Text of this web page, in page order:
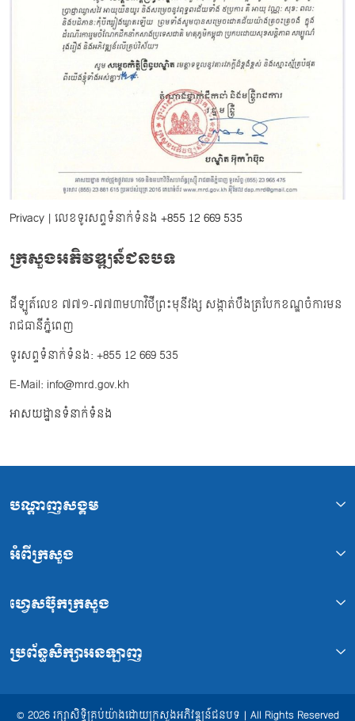
Privacy | លេខទូរសព្ទទំនាក់ទំនង +855 12 669 535
ក្រសួងអភិវឌ្ឍន៍ជនបទ
ដីឡូត៍លេខ ៧៧១-៧៧៣មហាវិថីព្រះមុនីវង្ស សង្កាត់បឹងត្របែកខណ្ឌចំការមន
រាជធានីភ្នំពេញ
ទូរសព្ទទំនាក់ទំនង: +855 12 669 535
E-Mail: info@mrd.gov.kh
អាសយដ្ឋានទំនាក់ទំនង
បណ្ដាញសង្គម
អំពីក្រសួង
ហ្វេសប៊ុកក្រសួង
ប្រព័ន្ធសិក្សាអនឡាញ
© 2026 រក្សាសិទ្ធិគ្រប់យ៉ាងដោយក្រសួងអភិវឌ្ឍន៍ជនបទ | All Rights Reserved